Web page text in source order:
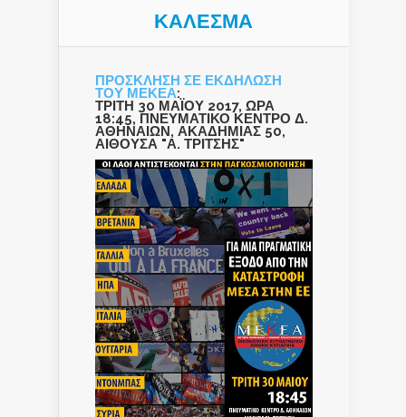
ΚΑΛΕΣΜΑ
ΠΡΟΣΚΛΗΣΗ ΣΕ ΕΚΔΗΛΩΣΗ
ΤΟΥ ΜΕΚΕΑ:
ΤΡΙΤΗ 30 ΜΑΪΟΥ 2017, ΩΡΑ
18:45, ΠΝΕΥΜΑΤΙΚΟ ΚΕΝΤΡΟ Δ.
ΑΘΗΝΑΙΩΝ, ΑΚΑΔΗΜΙΑΣ 50,
ΑΙΘΟΥΣΑ "Α. ΤΡΙΤΣΗΣ"